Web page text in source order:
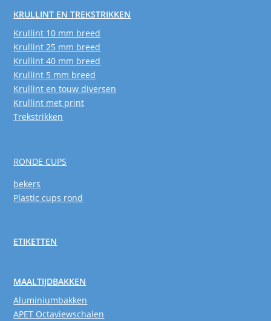
KRULLINT EN TREKSTRIKKEN
Krullint 10 mm breed
Krullint 25 mm breed
Krullint 40 mm breed
Krullint 5 mm breed
Krullint en touw diversen
Krullint met print
Trekstrikken
RONDE CUPS
bekers
Plastic cups rond
ETIKETTEN
MAALTIJDBAKKEN
Aluminiumbakken
APET Octaviewschalen